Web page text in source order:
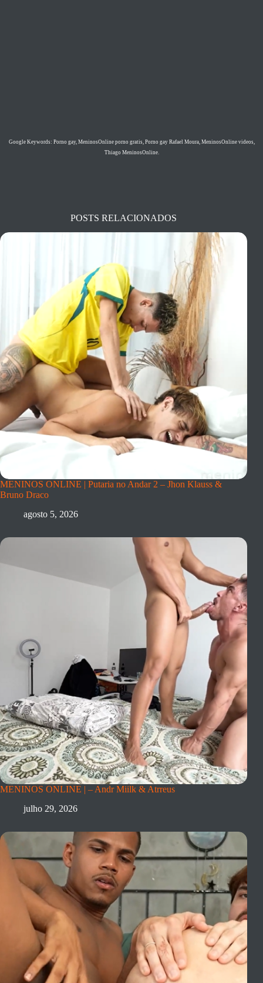
Google Keywords: Porno gay, MeninosOnline porno gratis, Porno gay Rafael Moura, MeninosOnline videos,
Thiago MeninosOnline.
POSTS RELACIONADOS
MENINOS ONLINE | Putaria no Andar 2 – Jhon Klauss &
Bruno Draco
agosto 5, 2026
MENINOS ONLINE | – Andr Miilk & Atrreus
julho 29, 2026